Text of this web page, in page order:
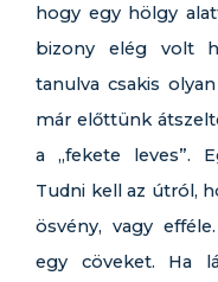
hogy egy hölgy
bizony elég volt
tanulva csakis
már előttünk
a „fekete leves”.
Tudni kell az útról,
ösvény, vagy
egy cöveket. Ha